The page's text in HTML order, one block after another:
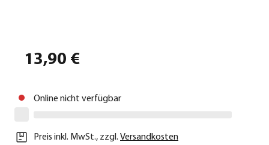
13,90 €
Online nicht verfügbar
Preis inkl. MwSt., zzgl. Versandkosten